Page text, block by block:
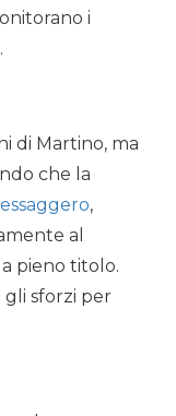
i
di Martino, ma
che la
,
al
pieno titolo.
gli sforzi per